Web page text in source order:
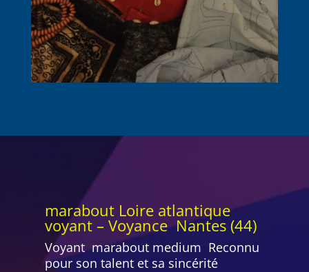
marabout Loire atlantique
voyant – Voyance Nantes (44)
Voyant marabout medium Reconnu
pour son talent et sa sincérité